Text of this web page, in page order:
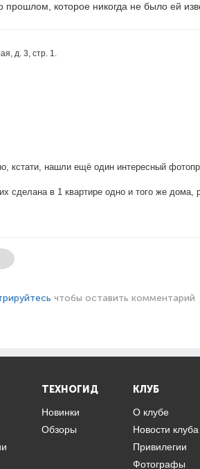
которое никогда не было ей
д. 3, стр. 1.
кстати, нашли ещё один интересный
сделана в 1 квартире одно и того же дома,
чтобы оставить комментарий
ТЕХНОГИД
Новинки
Обзоры
КЛУБ
О клубе
Новости клуба
Привилегии
Фотографы